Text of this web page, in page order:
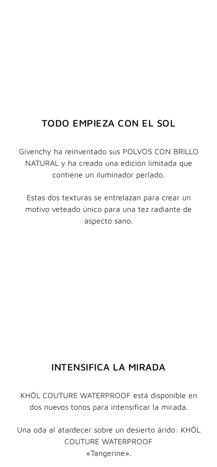
TODO EMPIEZA CON EL SOL
Givenchy ha reinventado sus POLVOS CON BRILLO
NATURAL y ha creado una edición limitada que
contiene un iluminador perlado.
Estas dos texturas se entrelazan para crear un
motivo veteado único para una tez radiante de
aspecto sano.
INTENSIFICA LA MIRADA
KHÔL COUTURE WATERPROOF está disponible en
dos nuevos tonos para intensificar la mirada.
Una oda al atardecer sobre un desierto árido: KHÔL
COUTURE WATERPROOF
«Tangerine».